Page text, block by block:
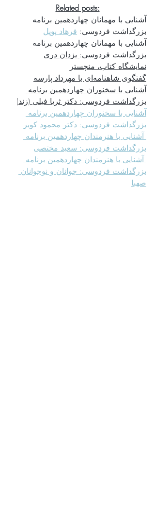
Related posts:
آشنایی با مهمانان چهاردهمین برنامه
بزرگداشت فردوسی: فرهاد پوپل
آشنایی با مهمانان چهاردهمین برنامه
بزرگداشت فردوسی: یزدان دری
نمایشگاه کتاب، منچستر
گفتگوی شاهنامه‌ای با مهرداد پارسه
آشنایی با سخنوران چهاردهمین برنامه
بزرگداشت فردوسی: دکتر ثریا فیلی (زند)
آشنایی با سخنوران چهاردهمین برنامه
بزرگداشت فردوسی: دکتر محمود کویر
آشنایی با هنرمندان چهاردهمین برنامه
بزرگداشت فردوسی: سعید مختصی
آشنایی با هنرمندان چهاردهمین برنامه
بزرگداشت فردوسی: جوانان و نوجوانان
صهبا